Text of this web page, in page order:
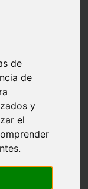
de
de
y
el
y mucho mas